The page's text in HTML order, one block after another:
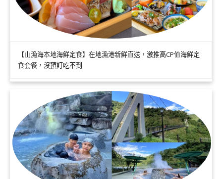
【山漁海本地海鮮定食】在地漁港新鮮直送，激推高CP值海鮮定
食套餐，沒預訂吃不到